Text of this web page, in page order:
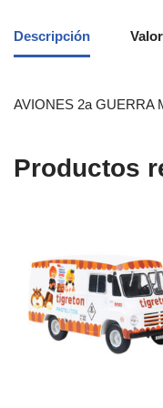
Descripción
AVIONES 2a GUERRA
Productos